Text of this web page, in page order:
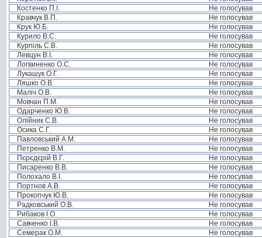
Костенко П.І.
Не голосував
Кравчук В.П.
Не голосував
Крук Ю.Б.
Не голосував
Курило В.С.
Не голосував
Курпіль С.В.
Не голосував
Левцун В.І.
Не голосував
Логвиненко О.С.
Не голосував
Лукашук О.Г.
Не голосував
Ляшко О.В.
Не голосував
Маліч О.В.
Не голосував
Мовчан П.М.
Не голосував
Одарченко Ю.В.
Не голосував
Олійник С.В.
Не голосував
Осика С.Г.
Не голосував
Павловський А.М.
Не голосував
Петренко В.М.
Не голосував
Пєрєдєрій В.Г.
Не голосував
Писаренко В.В.
Не голосував
Полохало В.І.
Не голосував
Портнов А.В.
Не голосував
Прокопчук Ю.В.
Не голосував
Радковський О.В.
Не голосував
Рибаков І.О.
Не голосував
Савченко І.В.
Не голосував
Семерак О.М.
Не голосував